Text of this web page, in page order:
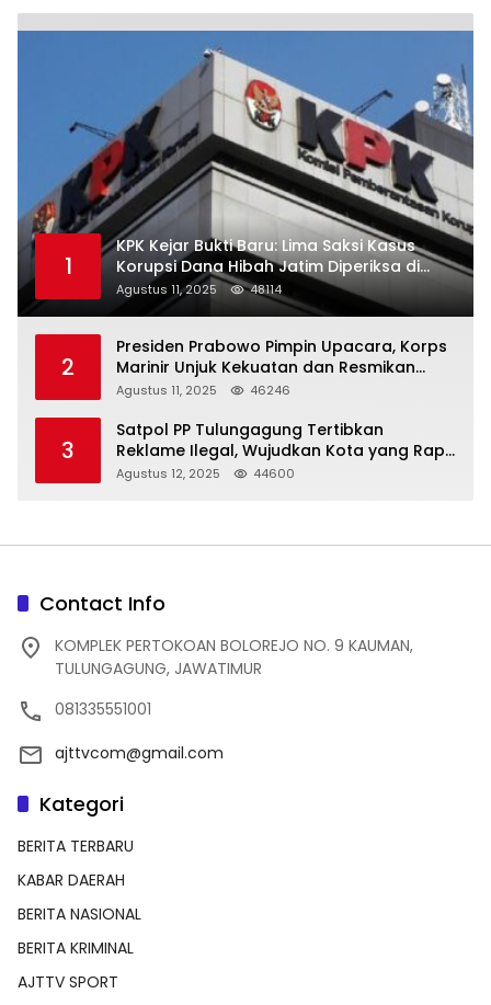
1
KPK Kejar Bukti Baru: Lima Saksi Kasus
Korupsi Dana Hibah Jatim Diperiksa di
Trenggalek
Agustus 11, 2025 48114
2
Presiden Prabowo Pimpin Upacara, Korps
Marinir Unjuk Kekuatan dan Resmikan
Struktur Baru
Agustus 11, 2025 46246
3
Satpol PP Tulungagung Tertibkan
Reklame Ilegal, Wujudkan Kota yang Rapi
dan Indah
Agustus 12, 2025 44600
Contact Info
KOMPLEK PERTOKOAN BOLOREJO NO. 9 KAUMAN,
TULUNGAGUNG, JAWATIMUR
081335551001
ajttvcom@gmail.com
Kategori
BERITA TERBARU
KABAR DAERAH
BERITA NASIONAL
BERITA KRIMINAL
AJTTV SPORT